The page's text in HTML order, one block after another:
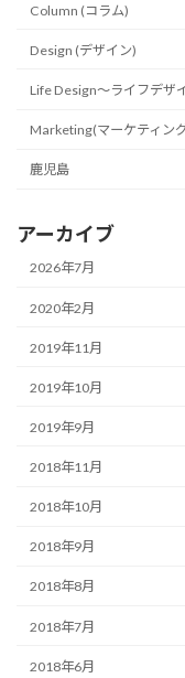
Column (コラム)
Design (デザイン)
Life Design〜ライフデザ
Marketing(マーケティン
鹿児島
アーカイブ
2026年7月
2020年2月
2019年11月
2019年10月
2019年9月
2018年11月
2018年10月
2018年9月
2018年8月
2018年7月
2018年6月